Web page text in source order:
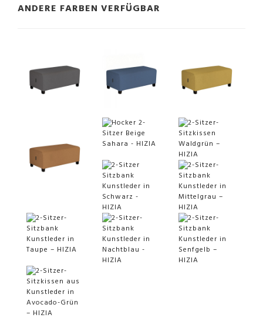
ANDERE FARBEN VERFÜGBAR